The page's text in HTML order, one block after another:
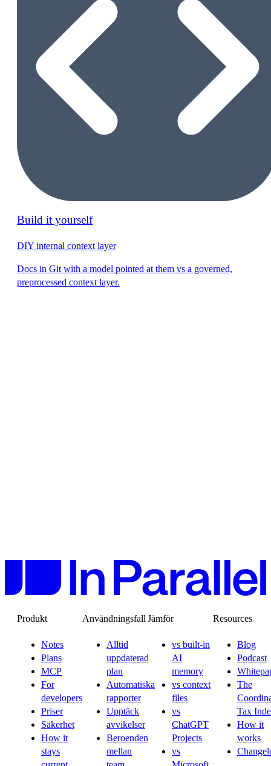
Build it yourself
DIY internal context layer
Produkt
Notes
Plans
MCP
For
developers
Priser
Säkerhet
How it
stays
Användningsfall
Alltid
uppdaterad
plan
Automatiska
rapporter
Upptäck
avvikelser
Beroenden
mellan
Jämför
vs built-in
AI
memory
vs context
files
vs
ChatGPT
Projects
vs
Resources
Blog
Podcast
The
Tax
How it
works